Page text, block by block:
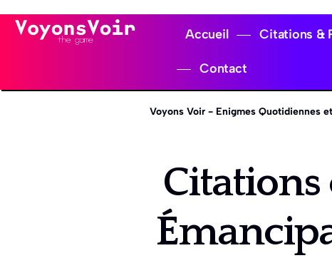
Accueil Citations &
Contact
Voyons Voir - Enigmes Quotidiennes
Citations